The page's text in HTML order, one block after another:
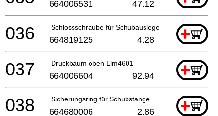
664006531 47.12
Schlossschraube für Schubausleger Elm4100 *
+
036 664819125 4.28
Druckbaum oben Elm4601 +
037 664006604 92.94
Sicherungsring für Schubstange +
038 664680006 2.86